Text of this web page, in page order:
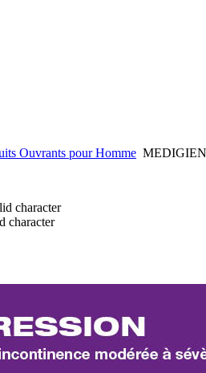
Ouvrants pour Homme
character
character